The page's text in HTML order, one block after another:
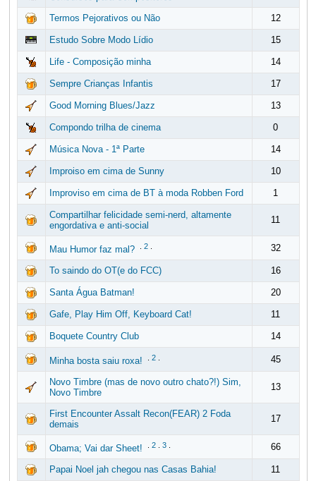
Termos Pejorativos ou Não 12
Estudo Sobre Modo Lídio 15
Life - Composição minha 14
Sempre Crianças Infantis 17
Good Morning Blues/Jazz 13
Compondo trilha de cinema 0
Música Nova - 1ª Parte 14
Improiso em cima de Sunny 10
Improviso em cima de BT à moda Robben Ford 1
Compartilhar felicidade semi-nerd, altamente
engordativa e anti-social
11
Mau Humor faz mal? 2. 32
To saindo do OT(e do FCC) 16
Santa Água Batman! 20
Gafe, Play Him Off, Keyboard Cat! 11
Boquete Country Club 14
Minha bosta saiu roxa! 2. 45
Novo Timbre (mas de novo outro chato?!) Sim,
Novo Timbre
13
First Encounter Assalt Recon(FEAR) 2 Foda
demais
17
Obama; Vai dar Sheet! 2. 3. 66
Papai Noel jah chegou nas Casas Bahia! 11